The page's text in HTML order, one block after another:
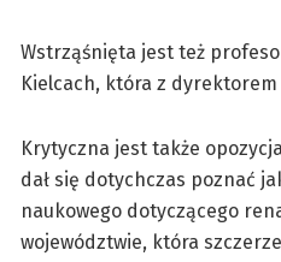
Wstrząśnięta jest też
Kielcach, która z dyrektorem
Krytyczna jest także
dał się dotychczas poznać
naukowego dotyczącego
województwie, która